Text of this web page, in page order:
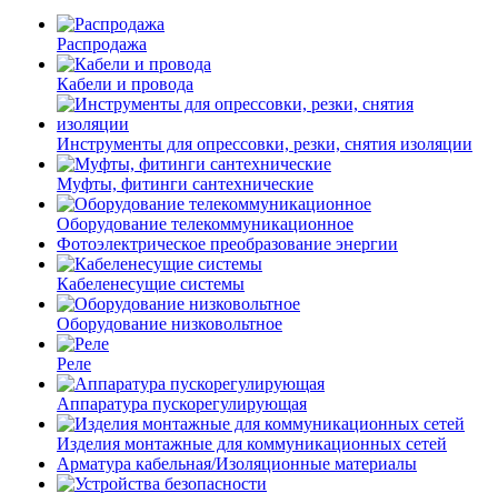
Распродажа
Кабели и провода
Инструменты для опрессовки, резки, снятия изоляции
Муфты, фитинги сантехнические
Оборудование телекоммуникационное
Фотоэлектрическое преобразование энергии
Кабеленесущие системы
Оборудование низковольтное
Реле
Аппаратура пускорегулирующая
Изделия монтажные для коммуникационных сетей
Арматура кабельная/Изоляционные материалы